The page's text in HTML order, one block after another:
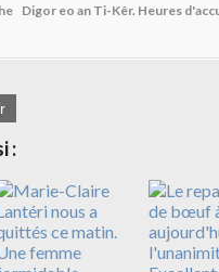
Digor eo an Ti-Kêr. Heures
: